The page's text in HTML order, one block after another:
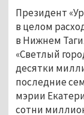
Президент
в целом
в Нижнем
«Светлый
десятки
последние
мэрии
сотни